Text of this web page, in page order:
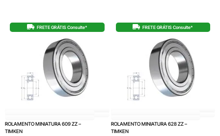
FRETE GRÁTIS Consulte*
ROLAMENTO MINIATURA 609 ZZ –
TIMKEN
FRETE GRÁTIS Consulte*
ROLAMENTO MINIATURA 628 ZZ –
TIMKEN